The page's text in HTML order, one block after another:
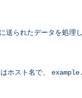
られたデータを処理
ホスト名で、